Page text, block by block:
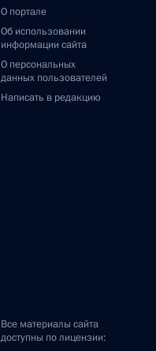
О портале
Об использовании
информации сайта
О персональных
данных пользователей
Написать в редакцию
Все материалы сайта
доступны по лицензии: